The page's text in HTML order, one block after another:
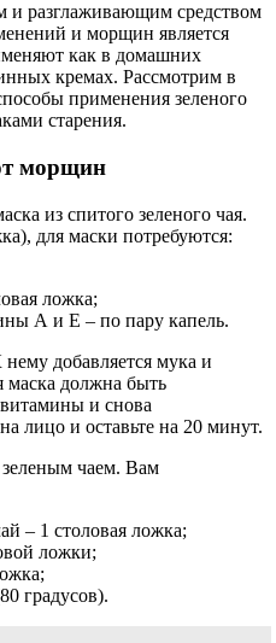
разглаживающим средством
и морщин является
как в домашних
кремах. Рассмотрим в
применения зеленого
старения.
морщин
из спитого зеленого чая.
для маски потребуются:
ложка;
А и Е – по пару капель.
добавляется мука и
маска должна быть
и снова
лицо и оставьте на 20 минут.
чаем. Вам
– 1 столовая ложка;
ложки;
градусов).